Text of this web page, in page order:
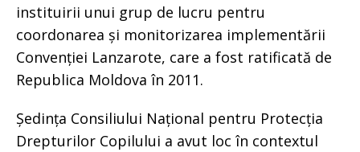
instituirii unui grup de lucru pentru
coordonarea și monitorizarea implementării
Convenției Lanzarote, care a fost ratificată de
Republica Moldova în 2011.
Ședința Consiliului Național pentru Protecția
Drepturilor Copilului a avut loc în contextul